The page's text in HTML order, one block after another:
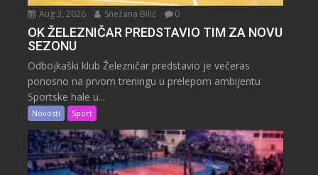
Aug 3, 2026 Snežana Bilić 0
OK ŽELEZNIČAR PREDSTAVIO TIM ZA NOVU
SEZONU
Odbojkaški klub Železničar predstavio je večeras
ponosno na prvom treningu u prelepom ambijentu
Sportske hale u...
Novosti Sport